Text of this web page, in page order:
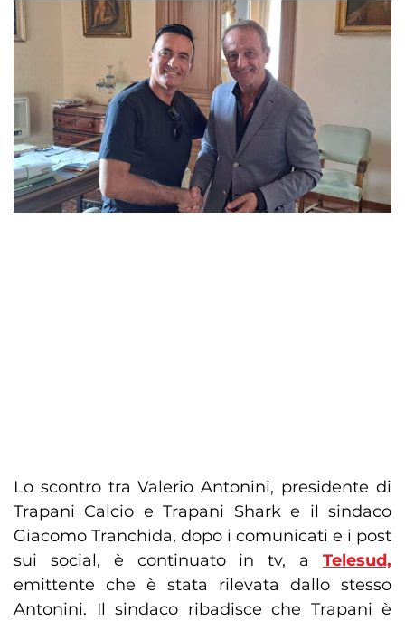
Lo scontro tra Valerio Antonini, presidente di
Trapani Calcio e Trapani Shark e il sindaco
Giacomo Tranchida, dopo i comunicati e i post
sui social, è continuato in tv, a Telesud,
emittente che è stata rilevata dallo stesso
Antonini. Il sindaco ribadisce che Trapani è